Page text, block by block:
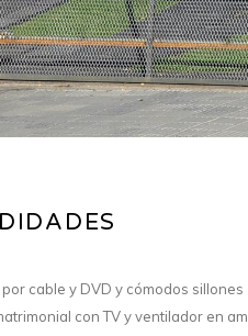
por cable y DVD y cómodos sillones
con TV y ventilador en